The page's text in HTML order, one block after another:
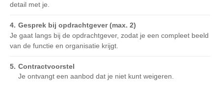
detail met je.
Gesprek bij opdrachtgever (max. 2)
Je gaat langs bij de opdrachtgever, zodat je een compleet beeld
van de functie en organisatie krijgt.
Contractvoorstel
Je ontvangt een aanbod dat je niet kunt weigeren.